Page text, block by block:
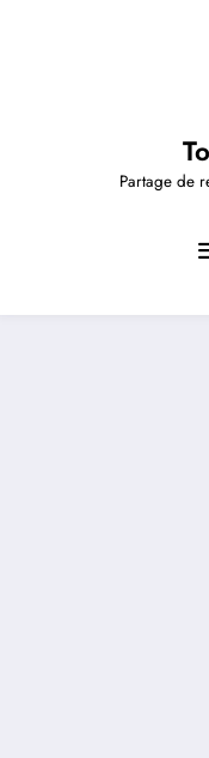
Partage de